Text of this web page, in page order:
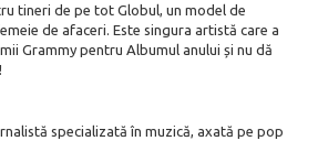
tineri de pe tot Globul, un model de
de afaceri. Este singura artistă care a
Grammy pentru Albumul anului și nu dă
specializată în muzică, axată pe pop